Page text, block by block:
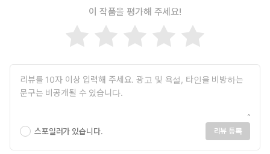
이 작품을 평가해 주세요!
스포일러가 있습니다. 리뷰 등록